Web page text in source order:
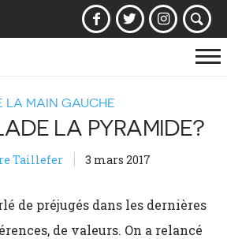
LA MAIN GAUCHE
LA PYRAMIDE?
Taillefer 3 mars 2017
de préjugés dans les dernières
de valeurs. On a relancé